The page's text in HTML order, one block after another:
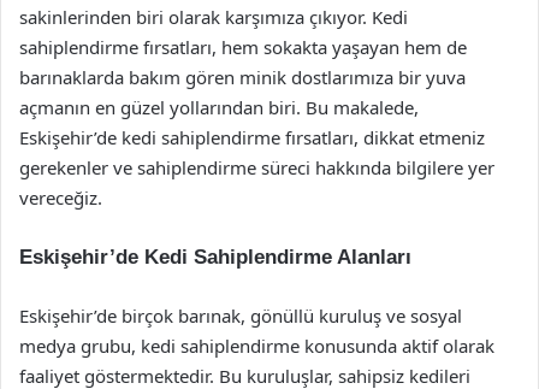
sakinlerinden biri olarak karşımıza çıkıyor. Kedi
sahiplendirme fırsatları, hem sokakta yaşayan hem de
barınaklarda bakım gören minik dostlarımıza bir yuva
açmanın en güzel yollarından biri. Bu makalede,
Eskişehir’de kedi sahiplendirme fırsatları, dikkat etmeniz
gerekenler ve sahiplendirme süreci hakkında bilgilere yer
vereceğiz.
Eskişehir’de Kedi Sahiplendirme Alanları
Eskişehir’de birçok barınak, gönüllü kuruluş ve sosyal
medya grubu, kedi sahiplendirme konusunda aktif olarak
faaliyet göstermektedir. Bu kuruluşlar, sahipsiz kedileri